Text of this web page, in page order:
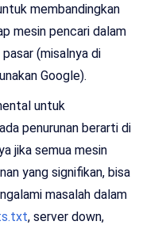
membandingkan
mesin pencari dalam
(misalnya di
Google).
untuk
penurunan berarti di
jika semua mesin
yang signifikan, bisa
masalah dalam
, server down,